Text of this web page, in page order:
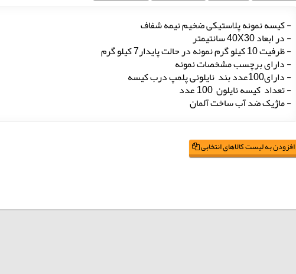
- کیسه نمونه پلاستیکی ضخیم نیمه شفاف
- در ابعاد 40X30 سانتیمتر
- ظرفیت 10 کیلو گرم نمونه در حالت پایدار7 کیلو گرم
- دارای برچسب مشخصات نمونه
- دارای100عدد بند نایلونی پلمپ درب کیسه
- تعداد کیسه نایلون 100 عدد
- ماژیک ضد آب ساخت آلمان
افزودن به لیست کالاهای انتخابی